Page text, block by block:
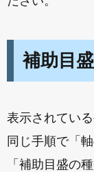
補助目
表示されてい
同じ手順で「
「補助目盛の